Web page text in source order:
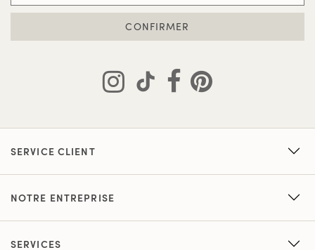
CONFIRMER
SERVICE CLIENT
NOTRE ENTREPRISE
SERVICES